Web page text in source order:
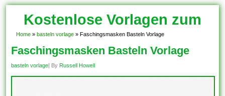
Kostenlose Vorlagen zum
Download!
Home » basteln vorlage » Faschingsmasken Basteln Vorlage
Faschingsmasken Basteln Vorlage
basteln vorlage| By Russell Howell